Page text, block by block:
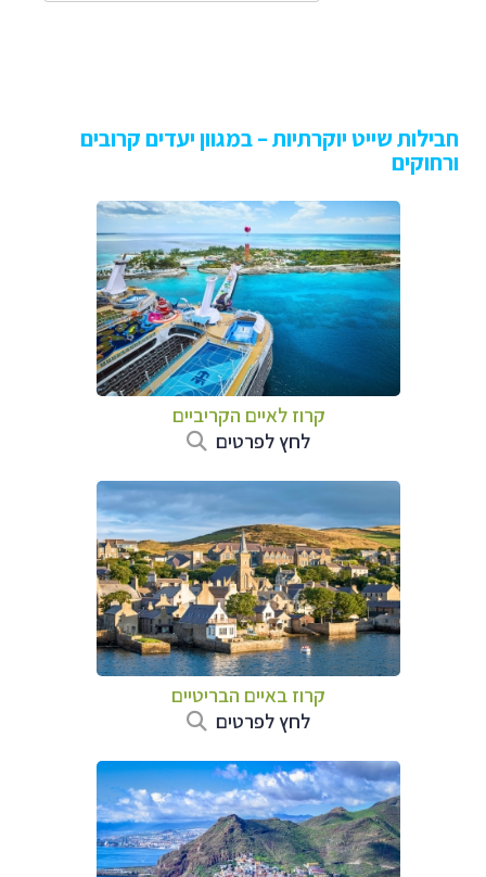
חבילות שייט יוקרתיות – במגוון יעדים קרובים
ורחוקים
קרוז לאיים הקריביים
לחץ לפרטים
קרוז באיים הבריטיים
לחץ לפרטים